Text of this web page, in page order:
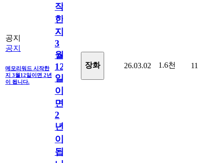
공지
공지
메모리워드 시작한
지 3월12일이면 2년
이 됩니다.
작
한
지
3
월
12
일
이
면
2
년
이
됩
장화 26.03.02 1.6천 11